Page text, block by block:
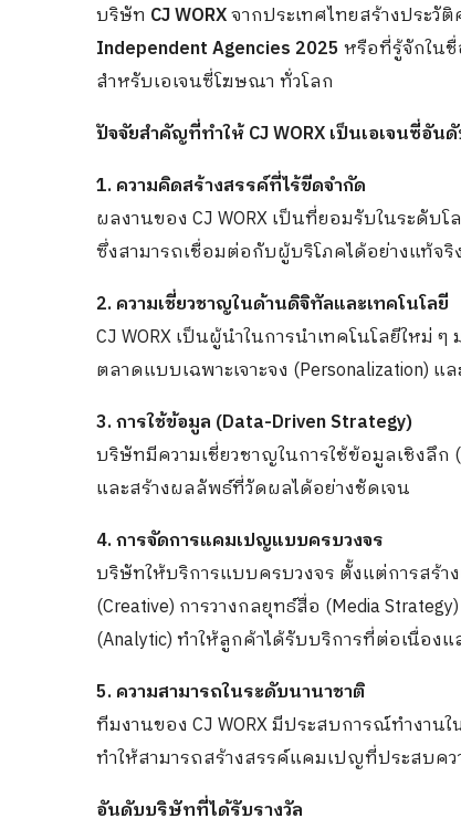
บริษัท CJ WORXจากประเทศไทยสร้างประวั
Independent Agencies 2025 หรือที่รู้จักใน
สำหรับเอเจนซี่โฆษณา ทั่วโลก
ปัจจัยสำคัญที่ทำให้ CJ WORX เป็นเอเจนซี่อัน
1. ความคิดสร้างสรรค์ที่ไร้ขีดจำกัด
ผลงานของ CJ WORX เป็นที่ยอมรับในระดับ
ซึ่งสามารถเชื่อมต่อกับผู้บริโภคได้อย่างแท้จริง
2. ความเชี่ยวชาญในด้านดิจิทัลและเทคโนโลยี
CJ WORX เป็นผู้นำในการนำเทคโนโลยีให
ตลาดแบบเฉพาะเจาะจง (Personalization)
3. การใช้ข้อมูล (Data-Driven Strategy)
บริษัทมีความเชี่ยวชาญในการใช้ข้อมูลเชิงลึก
และสร้างผลลัพธ์ที่วัดผลได้อย่างชัดเจน
4. การจัดการแคมเปญแบบครบวงจร
บริษัทให้บริการแบบครบวงจร ตั้งแต่การสร้
(Creative) การวางกลยุทธ์สื่อ (Media
(Analytic) ทำให้ลูกค้าได้รับบริการที่ต่อเนื่อง
5. ความสามารถในระดับนานาชาติ
ทีมงานของ CJ WORX มีประสบการณ์ทำงา
ทำให้สามารถสร้างสรรค์แคมเปญที่ประสบคว
อันดับบริษัทที่ได้รับรางวัล